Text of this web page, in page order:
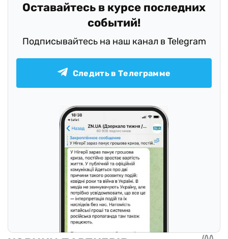
Оставайтесь в курсе последних
событий!
Подписывайтесь на наш канал в Telegram
Следить в Телеграмме